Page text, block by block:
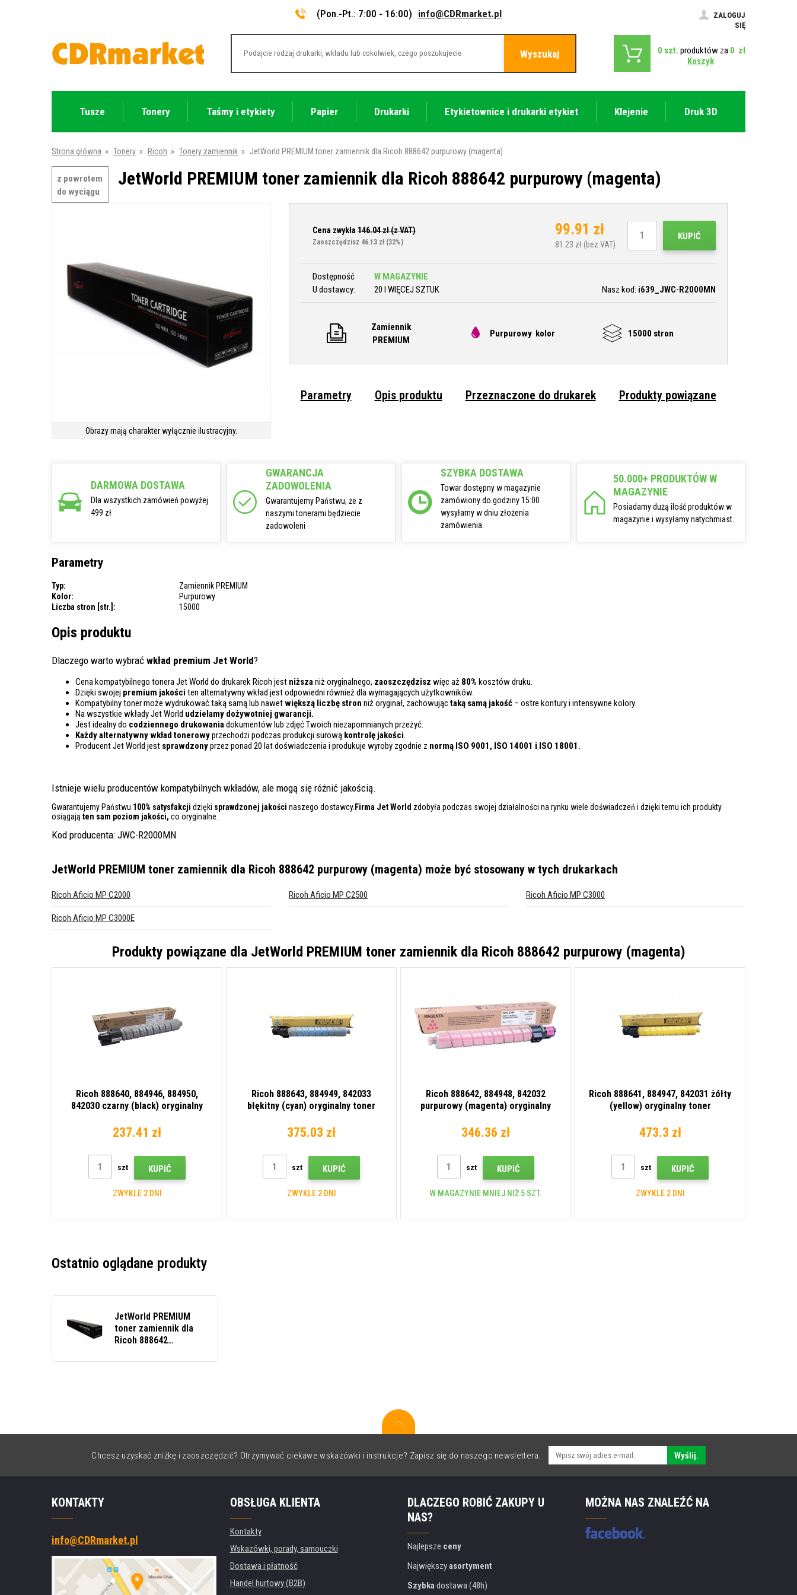
(Pon.-Pt.: 7:00 - 16:00) info@CDRmarket.pl
ZALOGUJ
SIĘ
Wyszukaj 0 szt. produktów za 0 zł
Koszyk
Tusze Tonery Taśmy i etykiety Papier Drukarki Etykietownice i drukarki etykiet Klejenie Druk 3D
Strona główna » Tonery » Ricoh » Tonery zamiennik » JetWorld PREMIUM toner zamiennik dla Ricoh 888642 purpurowy (magenta)
z powrotem
do wyciągu
JetWorld PREMIUM toner zamiennik dla Ricoh 888642 purpurowy (magenta)
Obrazy mają charakter wyłącznie ilustracyjny.
Cena zwykła 146.04zł (z VAT)
Zaoszczędzisz 46.13 zł (32%)
99.91 zł
81.23 zł (bez VAT)
KUPIĆ
Dostępność
W MAGAZYNIE
U dostawcy:
20 I WIĘCEJ SZTUK Nasz kod: i639_JWC-R2000MN
Zamiennik
PREMIUM
Purpurowy kolor 15000 stron
Parametry Opis produktu Przeznaczone do drukarek Produkty powiązane
DARMOWA DOSTAWA
Dla wszystkich zamówień powyżej
499 zł
GWARANCJA
ZADOWOLENIA
Gwarantujemy Państwu, że z
naszymi tonerami będziecie
zadowoleni
SZYBKA DOSTAWA
Towar dostępny w magazynie
zamówiony do godziny 15:00
wysyłamy w dniu złożenia
zamówienia.
50.000+ PRODUKTÓW W
MAGAZYNIE
Posiadamy dużą ilość produktów w
magazynie i wysyłamy natychmiast.
Parametry
Typ:
Zamiennik PREMIUM
Kolor:
Purpurowy
Liczba stron [str.]:
15000
Opis produktu
Dlaczego warto wybrać wkład premium Jet World?
Cena kompatybilnego tonera Jet World do drukarek Ricoh jest niższaniż oryginalnego, zaoszczędzisz więc aż 80% kosztów druku.
Dzięki swojej premium jakości ten alternatywny wkład jest odpowiedni również dla wymagających użytkowników.
Kompatybilny toner może wydrukować taką samą lub nawetwiększą liczbę stron niż oryginał, zachowująctaką samą jakość – ostre kontury i intensywne kolory.
Na wszystkie wkłady Jet World udzielamy dożywotniej gwarancji.
Jest idealny do codziennego drukowaniadokumentów lub zdjęć Twoich niezapomnianych przeżyć.
Każdy alternatywny wkład tonerowyprzechodzi podczas produkcji surową kontrolę jakości.
Producent Jet World jest sprawdzonyprzez ponad 20 lat doświadczenia i produkuje wyroby zgodnie z normą ISO 9001, ISO 14001 i ISO 18001.
Istnieje wielu producentów kompatybilnych wkładów, ale mogą się różnić jakością.
Gwarantujemy Państwu 100% satysfakcji dzięki sprawdzonej jakości naszego dostawcy. Firma Jet World zdobyła podczas swojej działalności na rynku wiele doświadczeń i dzięki temu ich produkty
osiągają ten sam poziom jakości, co oryginalne.
Kod producenta: JWC-R2000MN
JetWorld PREMIUM toner zamiennik dla Ricoh 888642 purpurowy (magenta) może być stosowany w tych drukarkach
Ricoh Aficio MP C2000 Ricoh Aficio MP C2500 Ricoh Aficio MP C3000
Ricoh Aficio MP C3000E
Produkty powiązane dla JetWorld PREMIUM toner zamiennik dla Ricoh 888642 purpurowy (magenta)
Ricoh 888640, 884946, 884950,
842030 czarny (black) oryginalny
237.41 zł
szt KUPIĆ
ZWYKLE 2 DNI
Ricoh 888643, 884949, 842033
błękitny (cyan) oryginalny toner
375.03 zł
szt KUPIĆ
ZWYKLE 2 DNI
Ricoh 888642, 884948, 842032
purpurowy (magenta) oryginalny
346.36 zł
szt KUPIĆ
W MAGAZYNIE MNIEJ NIŻ 5 SZT.
Ricoh 888641, 884947, 842031 żółty
(yellow) oryginalny toner
473.3 zł
szt KUPIĆ
ZWYKLE 2 DNI
Ostatnio oglądane produkty
JetWorld PREMIUM
toner zamiennik dla
Ricoh 888642
Chcesz uzyskać zniżkę i zaoszczędzić? Otrzymywać ciekawe wskazówki i instrukcje? Zapisz się do naszego newslettera. Wyślij.
KONTAKTY
info@CDRmarket.pl
OBSŁUGA KLIENTA
Kontakty
Wskazówki, porady, samouczki
Dostawa i płatność
Handel hurtowy (B2B)
DLACZEGO ROBIĆ ZAKUPY U
NAS?
Najlepsze ceny
Największyasortyment
Szybkadostawa (48h)
MOŻNA NAS ZNALEŹĆ NA